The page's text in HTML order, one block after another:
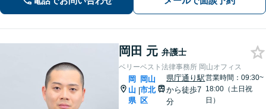
野初回相談無料】【WEB面談可】
岡田 元 弁護士
ベリーベスト法律事務所 岡山オフィス
岡
山
県
|
岡山
市北
区
県庁通り駅
から徒歩7
分
営業時間：09:30~
18:00（土日祝
日）